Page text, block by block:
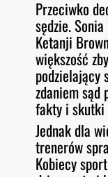
Przeciwko
sędzie.
Ketanji
większość
podzielający
zdaniem sąd
fakty i
Jednak dla
trenerów
Kobiecy